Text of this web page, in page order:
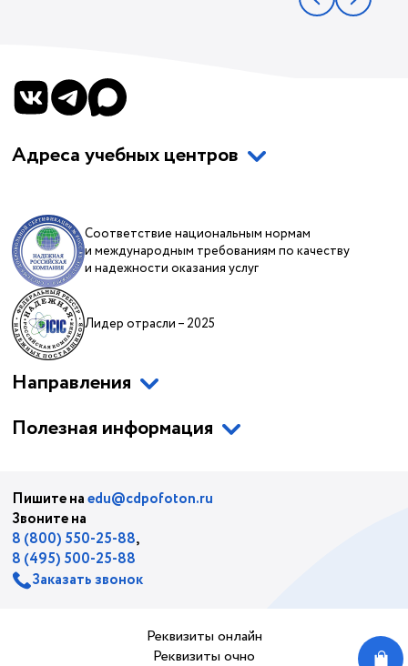
Адреса учебных центров
Соответствие национальным нормам
и международным требованиям по качеству
и надежности оказания услуг
Лидер отрасли – 2025
Направления
Полезная информация
Пишите наedu@cdpofoton.ru
Звоните на
8 (800) 550-25-88,
8 (495) 500-25-88
Заказать звонок
Реквизиты очно
Реквизиты онлайн